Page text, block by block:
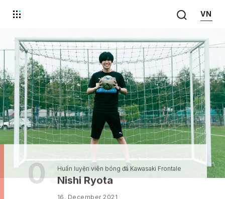
VN
03 Huấn luyện viên bóng đá Kawasaki Frontale
Nishi Ryota
16, December 2021